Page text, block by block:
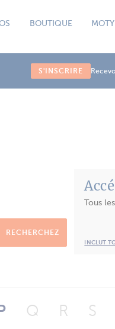
BOUTIQUE
S'INSCRIRE
RECHERCHEZ
Tous
INCLUT
P Q R S